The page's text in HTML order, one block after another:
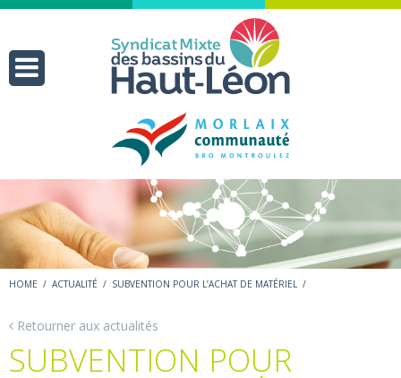
HOME / ACTUALITÉ / SUBVENTION POUR L’ACHAT DE MATÉRIEL /
Retourner aux actualités
SUBVENTION POUR